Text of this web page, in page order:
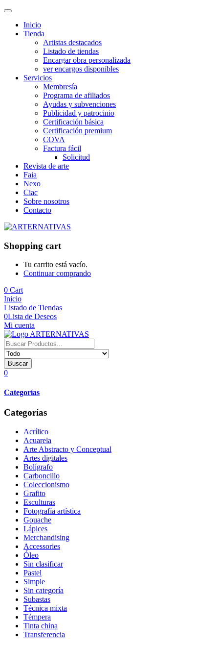
Inicio
Tienda
Artistas destacados
Listado de tiendas
Encargar obra personalizada
ver encargos disponibles
Servicios
Membresía
Programa de afiliados
Ayudas y subvenciones
Publicidad y patrocinio
Certificación básica
Certificación premium
COVA
Factura fácil
Solicitud
Revista de arte
Faia
Nexo
Ciac
Sobre nosotros
Contacto
Shopping cart
Tu carrito está vacío.
Continuar comprando
0 Cart
Inicio
Listado de Tiendas
0Lista de Deseos
Mi cuenta
Buscar
0
Categorías
Categorías
Acrílico
Acuarela
Arte Abstracto y Conceptual
Artes digitales
Bolígrafo
Carboncillo
Coleccionismo
Grafito
Esculturas
Fotografía artística
Gouache
Lápices
Merchandising
Accessories
Óleo
Sin clasificar
Pastel
Simple
Sin categoría
Subastas
Técnica mixta
Témpera
Tinta china
Transferencia